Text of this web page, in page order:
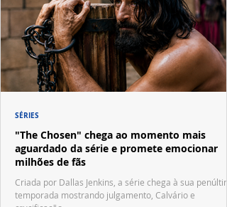
"The Chosen" chega ao momento mais
aguardado da série e promete emocionar
milhões de fãs
Criada por Dallas Jenkins, a série chega à sua
temporada mostrando julgamento, Calvário e
SÉRIES